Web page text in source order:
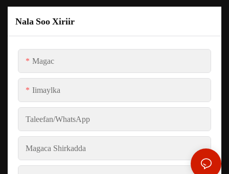
Nala Soo Xiriir
Magac
Iimaylka
Taleefan/whatsApp
Magaca Shirkadda